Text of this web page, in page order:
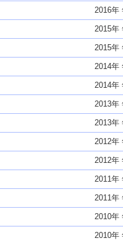
2016年
2015年
2015年
2014年
2014年
2013年
2013年
2012年
2012年
2011年
2011年
2010年
2010年